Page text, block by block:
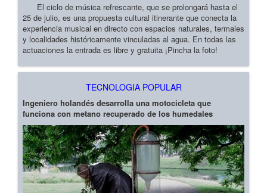
El ciclo de música refrescante, que se prolongará hasta el
25 de julio, es una propuesta cultural itinerante que conecta la
experiencia musical en directo con espacios naturales, termales
y localidades históricamente vinculadas al agua. En todas las
actuaciones la entrada es libre y gratuita ¡Pincha la foto!
TECNOLOGIA POPULAR
Ingeniero holandés desarrolla una motocicleta que
funciona con metano recuperado de los humedales